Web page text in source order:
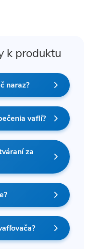
k produktu
naraz?
vaflí?
za